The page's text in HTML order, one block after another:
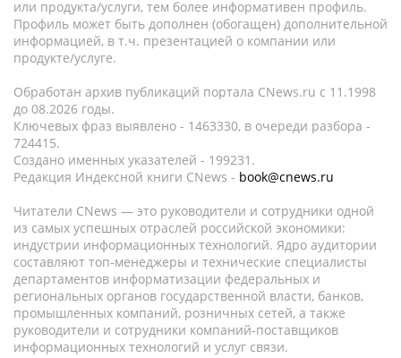
или продукта/услуги, тем более информативен профиль.
Профиль может быть дополнен (обогащен) дополнительной
информацией, в т.ч. презентацией о компании или
продукте/услуге.
Обработан архив публикаций портала CNews.ru c 11.1998
до 08.2026 годы.
Ключевых фраз выявлено - 1463330, в очереди разбора -
724415.
Создано именных указателей - 199231.
Редакция Индексной книги CNews - book@cnews.ru
Читатели CNews — это руководители и сотрудники одной
из самых успешных отраслей российской экономики:
индустрии информационных технологий. Ядро аудитории
составляют топ-менеджеры и технические специалисты
департаментов информатизации федеральных и
региональных органов государственной власти, банков,
промышленных компаний, розничных сетей, а также
руководители и сотрудники компаний-поставщиков
информационных технологий и услуг связи.